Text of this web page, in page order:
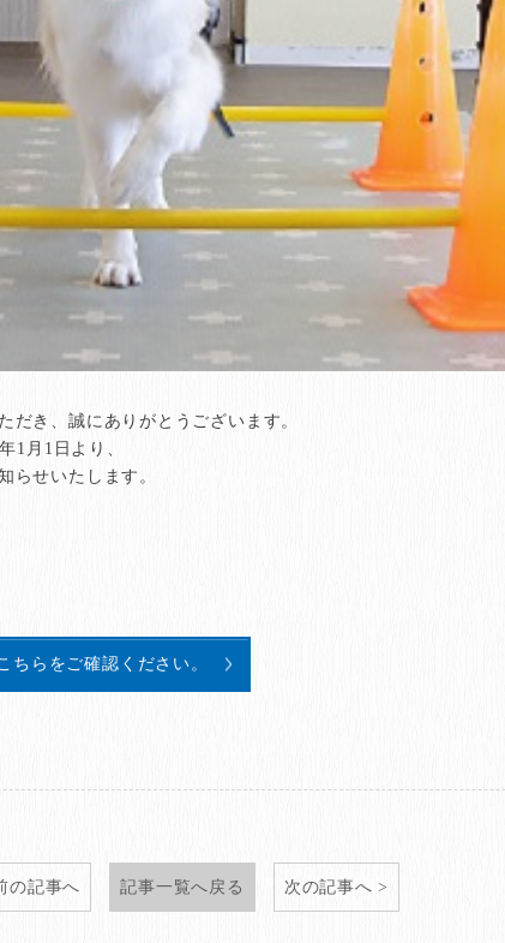
だき、誠にありがとうございます。
1月1日より、
らせいたします。
らをご確認ください。
の記事へ 記事一覧へ戻る 次の記事へ